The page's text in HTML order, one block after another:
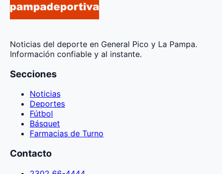
Noticias del deporte en General Pico y La Pampa.
Información confiable y al instante.
Secciones
Noticias
Deportes
Fútbol
Básquet
Farmacias de Turno
Contacto